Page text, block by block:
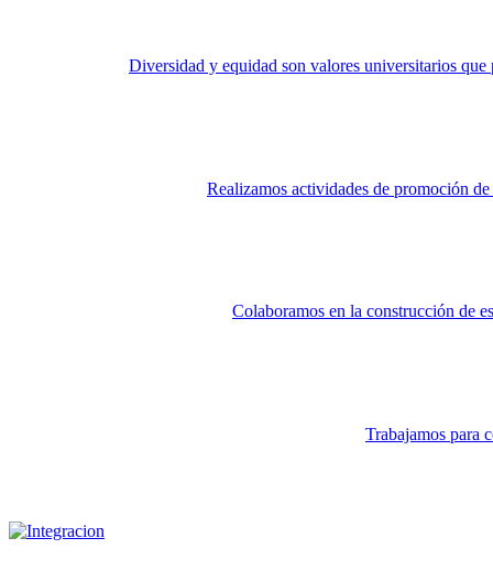
Diversidad y equidad son valores universitarios que
Realizamos actividades de promoción
Colaboramos en la construcción de
Trabajamos para